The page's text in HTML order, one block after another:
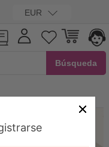
EUR